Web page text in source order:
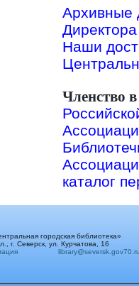
Архивные
Наши
Членство
каталог
городская библиотека»
г. Северск, ул. Курчатова, 16
library@seversk.gov70.ru